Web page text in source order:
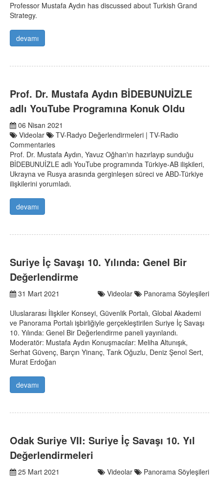
Professor Mustafa Aydın has discussed about Turkish Grand
Strategy.
devamı
Prof. Dr. Mustafa Aydın BİDEBUNUİZLE
adlı YouTube Programına Konuk Oldu
06 Nisan 2021
Videolar
TV-Radyo Değerlendirmeleri | TV-Radio
Commentaries
Prof. Dr. Mustafa Aydın, Yavuz Oğhan'ın hazırlayıp sunduğu
BİDEBUNUİZLE adlı YouTube programında Türkiye-AB ilişkileri,
Ukrayna ve Rusya arasında gerginleşen süreci ve ABD-Türkiye
ilişkilerini yorumladı.
devamı
Suriye İç Savaşı 10. Yılında: Genel Bir
Değerlendirme
31 Mart 2021 Videolar
Panorama Söyleşileri
Uluslararası İlişkiler Konseyi, Güvenlik Portalı, Global Akademi
ve Panorama Portalı işbirliğiyle gerçekleştirilen Suriye İç Savaşı
10. Yılında: Genel Bir Değerlendirme paneli yayınlandı.
Moderatör: Mustafa Aydın Konuşmacılar: Meliha Altunışık,
Serhat Güvenç, Barçın Yinanç, Tarık Oğuzlu, Deniz Şenol Sert,
Murat Erdoğan
devamı
Odak Suriye VII: Suriye İç Savaşı 10. Yıl
Değerlendirmeleri
25 Mart 2021 Videolar
Panorama Söyleşileri